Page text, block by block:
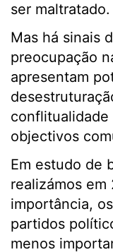
ser
Mas há sinais
preocupação
apresentam
conflitualidade
objectivos
Em estudo de
realizámos em
importância,
partidos
menos